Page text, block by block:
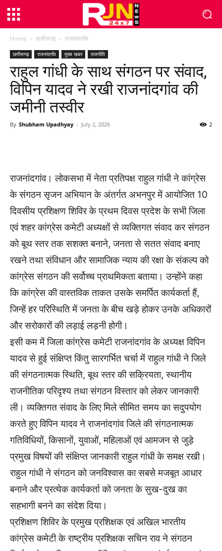
Home छत्तीसगढ़ राजनांदगाँव
छत्तीसगढ़ राजनांदगाँव मुख्य खबर राजनीति
राहुल गांधी के साथ संगठन पर संवाद,
विपिन यादव ने रखी राजनांदगांव की
जमीनी तस्वीर
By Shubham Upadhyay - July 2, 2026 2
राजनांदगांव। लोकसभा में नेता प्रतिपक्ष राहुल गांधी ने कांग्रेस
के संगठन सृजन अभियान के अंतर्गत अभनपुर में आयोजित 10
दिवसीय प्रशिक्षण शिविर के प्रथम दिवस प्रदेश के सभी जिला
एवं शहर कांग्रेस कमेटी अध्यक्षों से व्यक्तिगत संवाद कर संगठन
को बूथ स्तर तक सशक्त बनाने, जनता से सतत संवाद बनाए
रखने तथा संविधान और सामाजिक न्याय की रक्षा के संकल्प को
कांग्रेस संगठन की सर्वोच्च प्राथमिकता बताया। उन्होंने कहा
कि कांग्रेस की वास्तविक ताकत उसके समर्पित कार्यकर्ता हैं,
जिन्हें हर परिस्थिति में जनता के बीच खड़े होकर उनके अधिकारों
और सरोकारों की लड़ाई लड़नी होगी।
इसी कम में जिला कांग्रेस कमेटी राजनांदगांव के अध्यक्ष विपिन
यादव से हुई संक्षिप्त किंतु सारगर्भित चर्चा में राहुल गांधी ने जिले
की संगठनात्मक स्थिति, बूथ स्तर की सक्रियता, स्थानीय
राजनीतिक परिदृश्य तथा संगठन विस्तार को लेकर जानकारी
ली। व्यक्तिगत संवाद के लिए मिले सीमित समय का सदुपयोग
करते हुए विपिन यादव ने राजनांदगांव जिले की संगठनात्मक
गतिविधियों, किसानों, युवाओं, महिलाओं एवं आमजन से जुड़े
प्रमुख विषयों की संक्षिप्त जानकारी राहुल गांधी के समक्ष रखी।
राहुल गांधी ने संगठन को जनविश्वास का सबसे मजबूत आधार
बनाने और प्रत्येक कार्यकर्ता को जनता के सुख-दुख का
सहभागी बनने का संदेश दिया।
प्रशिक्षण शिविर के प्रमुख प्रशिक्षक एवं अखिल भारतीय
कांग्रेस कमेटी के राष्ट्रीय प्रशिक्षक सचिन राव ने संगठन